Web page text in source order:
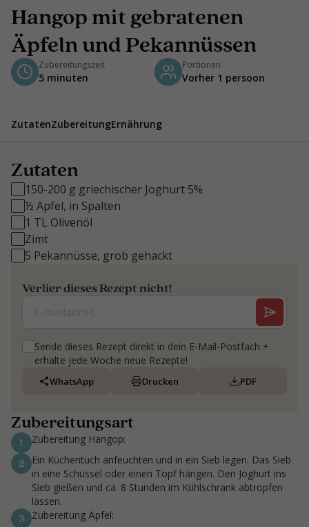
Hangop mit gebratenen
Äpfeln und Pekannüssen
Zubereitungszeit
5 minuten
Portionen
Vorher 1 persoon
ZutatenZubereitungErnährung
Zutaten
150-200 g griechischer Joghurt 5%
½ Apfel, in Spalten
1 TL Olivenöl
Zimt
5 Pekannüsse, grob gehackt
Verlier dieses Rezept nicht!
Sende dieses Rezept direkt in dein E-Mail-Postfach +
erhalte jede Woche neue Rezepte!
WhatsApp Drucken PDF
Zubereitungsart
1 Zubereitung Hangop:
2
Ein Küchentuch anfeuchten und in ein Sieb legen. Das Sieb
in eine Schüssel oder einen Topf hängen. Den Joghurt ins
Sieb gießen und ca. 8 Stunden im Kühlschrank abtropfen
lassen.
3 Zubereitung Äpfel: